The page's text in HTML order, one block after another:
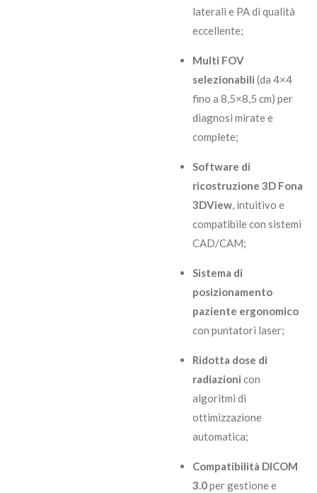
laterali e PA di qualità
eccellente;
Multi FOV
selezionabili (da 4×4
fino a 8,5×8,5 cm) per
diagnosi mirate e
complete;
Software di
ricostruzione 3D Fona
3DView, intuitivo e
compatibile con sistemi
CAD/CAM;
Sistema di
posizionamento
paziente ergonomico
con puntatori laser;
Ridotta dose di
radiazioni con
algoritmi di
ottimizzazione
automatica;
Compatibilità DICOM
3.0per gestione e